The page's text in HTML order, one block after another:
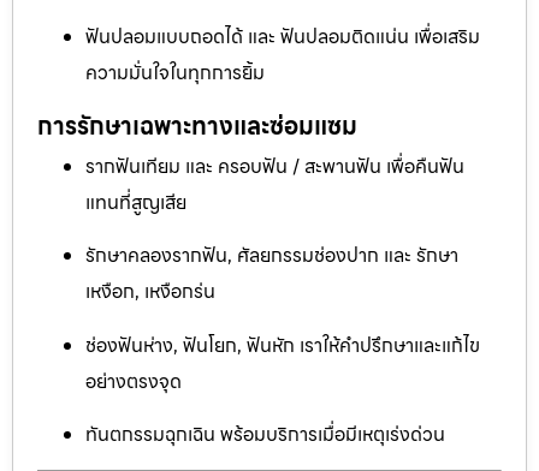
ฟันปลอมแบบถอดได้ และ ฟันปลอมติดแน่น เพื่อเสริม
ความมั่นใจในทุกการยิ้ม
การรักษาเฉพาะทางและซ่อมแซม
รากฟันเทียม และ ครอบฟัน / สะพานฟัน เพื่อคืนฟัน
แทนที่สูญเสีย
รักษาคลองรากฟัน, ศัลยกรรมช่องปาก และ รักษา
เหงือก, เหงือกร่น
ช่องฟันห่าง, ฟันโยก, ฟันหัก เราให้คำปรึกษาและแก้ไข
อย่างตรงจุด
ทันตกรรมฉุกเฉิน พร้อมบริการเมื่อมีเหตุเร่งด่วน